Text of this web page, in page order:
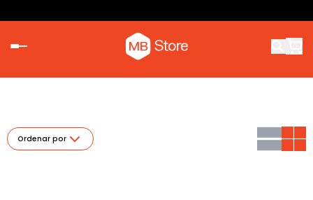
Ordenar por